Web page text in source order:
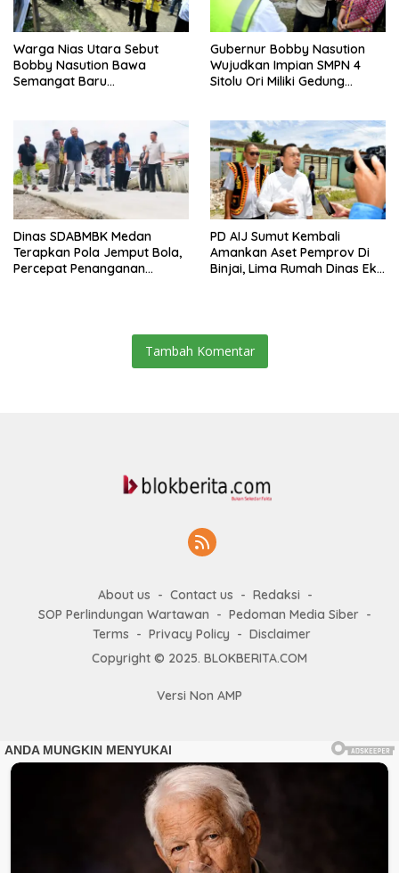
Warga Nias Utara Sebut
Bobby Nasution Bawa
Semangat Baru
Gubernur Bobby Nasution
Wujudkan Impian SMPN 4
Sitolu Ori Miliki Gedung
Dinas SDABMBK Medan
Terapkan Pola Jemput Bola,
Percepat Penanganan
PD AIJ Sumut Kembali
Amankan Aset Pemprov Di
Binjai, Lima Rumah Dinas Eks
Tambah Komentar
About us Contact us
Redaksi
SOP Perlindungan Wartawan
Pedoman Media Siber
Terms
Privacy Policy
Disclaimer
Copyright © 2025. BLOKBERITA.COM
Versi Non AMP